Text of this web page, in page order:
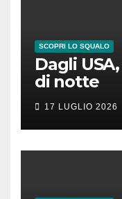
SCOPRI LO SQUALO
Dagli
di notte
17 LUGLIO 2026